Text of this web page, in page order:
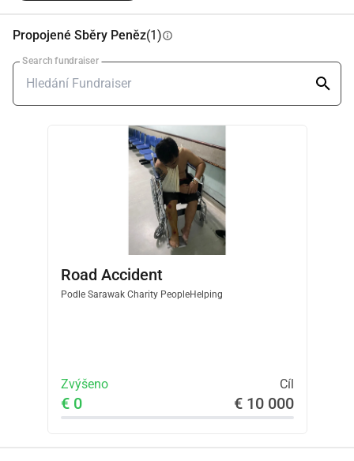
Propojené Sběry Peněz(1)info
Search fundraiser
Road Accident
PodleSarawak Charity PeopleHelping
Zvýšeno Cíl
€ 0 € 10 000